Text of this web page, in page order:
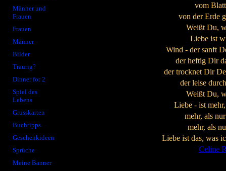
Männer und
Frauen
Frauen
Männer
Bilder
Traurig?
Dinner for 2
Spiel des
Lebens
Grusskarten
Buchtipps
Geschenkideen
Sprüche
Meine Banner
vom
von der Erde
Weißt Du,
Liebe ist
Wind - der sanft
der heftig Dir
der trocknet Dir
der leise
Weißt Du,
Liebe - ist
mehr, als
mehr, als
Liebe ist das, was
Celine